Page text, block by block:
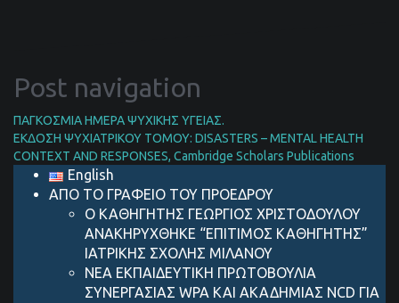
Post navigation
ΠΑΓΚΟΣΜΙΑ ΗΜΕΡΑ ΨΥΧΙΚΗΣ ΥΓΕΙΑΣ.
ΕΚΔΟΣΗ ΨΥΧΙΑΤΡΙΚΟΥ ΤΟΜΟΥ: DISASTERS – MENTAL HEALTH
CONTEXT AND RESPONSES, Cambridge Scholars Publications
English
ΑΠΟ ΤΟ ΓΡΑΦΕΙΟ ΤΟΥ ΠΡΟΕΔΡΟΥ
Ο ΚΑΘΗΓΗΤΗΣ ΓΕΩΡΓΙΟΣ ΧΡΙΣΤΟΔΟΥΛΟΥ
ΑΝΑΚΗΡΥΧΘΗΚΕ “ΕΠΙΤΙΜΟΣ ΚΑΘΗΓΗΤΗΣ”
ΙΑΤΡΙΚΗΣ ΣΧΟΛΗΣ ΜΙΛΑΝΟΥ
ΝΕΑ ΕΚΠΑΙΔΕΥΤΙΚΗ ΠΡΩΤΟΒΟΥΛΙΑ
ΣΥΝΕΡΓΑΣΙΑΣ WPA ΚΑΙ ΑΚΑΔΗΜΙΑΣ NCD ΓΙΑ